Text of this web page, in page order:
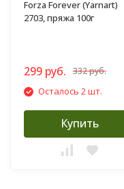
Forza Forever (Yarnart)
2703, пряжа 100г
299 руб. 332 руб.
Осталось 2 шт.
Купить